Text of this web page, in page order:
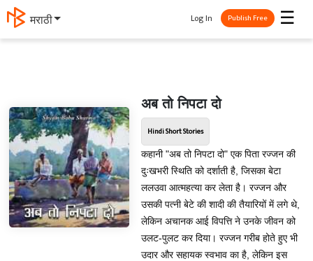
मराठी ☰
Log In Publish Free
अब तो निपटा दो
Hindi Short Stories
कहानी "अब तो निपटा दो" एक पिता रज्जन की
दुःखभरी स्थिति को दर्शाती है, जिसका बेटा
ललउवा आत्महत्या कर लेता है। रज्जन और
उसकी पत्नी बेटे की शादी की तैयारियों में लगे थे,
लेकिन अचानक आई विपत्ति ने उनके जीवन को
उलट-पुलट कर दिया। रज्जन गरीब होते हुए भी
उदार और सहायक स्वभाव का है, लेकिन इस